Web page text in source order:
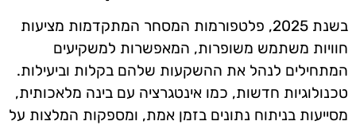
בשנת 2025, פלטפורמות המסחר המתקדמות מציעות
חוויות משתמש משופרות, המאפשרות למשקיעים
המתחילים לנהל את ההשקעות שלהם בקלות וביעילות.
טכנולוגיות חדשות, כמו אינטגרציה עם בינה מלאכותית,
מסייעות בניתוח נתונים בזמן אמת, ומספקות המלצות על